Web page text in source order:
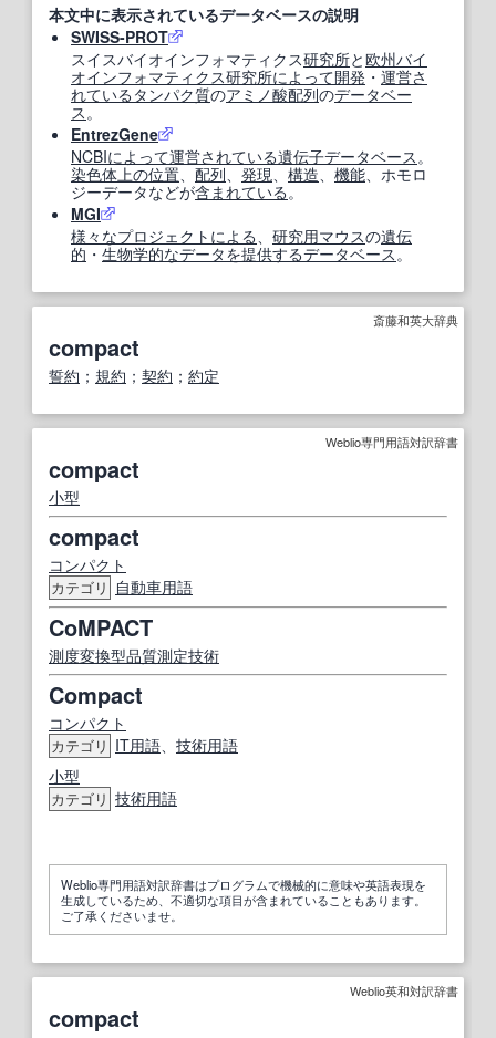
本文中に表示されているデータベースの説明
SWISS-PROT
スイスバイオインフォマティクス研究所と欧州バイ
オインフォマティクス研究所によって開発 ・ 運営さ
れている タンパク質のアミノ酸配列のデータベー
ス 。
EntrezGene
NCBIによって運営されている遺伝子データベース 。
染色体 上の位置 配列 発現 構造 機能 、ホモロ
ジーデータなどが含まれている 。
MGI
様々なプロジェクト による 研究用マウスの遺伝
的 ・ 生物学的なデータを提供するデータベース 。
斎藤和英大辞典
compact
誓約 ； 規約 ； 契約 ； 約定
Weblio専門用語対訳辞書
compact
小型
compact
コンパクト
カテゴリ 自動車用語
CoMPACT
測度変換型品質測定技術
Compact
コンパクト
カテゴリ IT用語
技術用語
小型
カテゴリ 技術用語
Weblio専門用語対訳辞書はプログラムで機械的に意味や英語表現を
生成しているため、不適切な項目が含まれていることもあります。
ご了承くださいませ。
Weblio英和対訳辞書
compact